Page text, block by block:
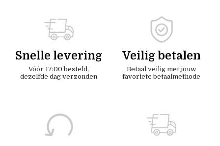
Snelle levering
Vóór 17:00 besteld,
dezelfde dag verzonden
Veilig betalen
Betaal veilig met jouw
favoriete betaalmethode